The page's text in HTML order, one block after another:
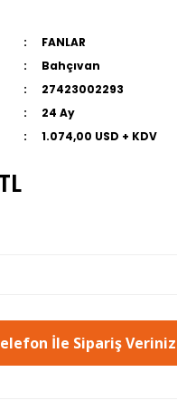
FANLAR
Bahçıvan
27423002293
24 Ay
1.074,00 USD + KDV
İle Sipariş Veriniz